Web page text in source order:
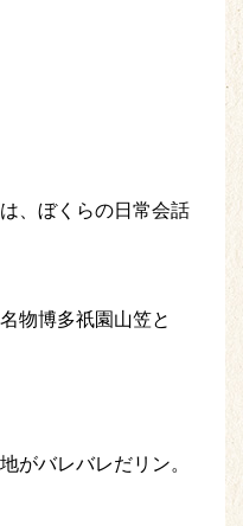
、ぼくらの日常会話
物博多祇園山笠と
がバレバレだリン。